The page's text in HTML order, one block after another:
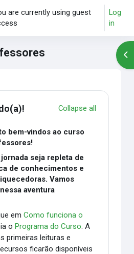
are currently using guest
Log
in
Collapse all
bem-vindos ao curso
seja repleta de
de conhecimentos e
Vamos
aventura
emComo funciona o
oPrograma do Curso. A
primeiras leituras e
ficarão disponíveis